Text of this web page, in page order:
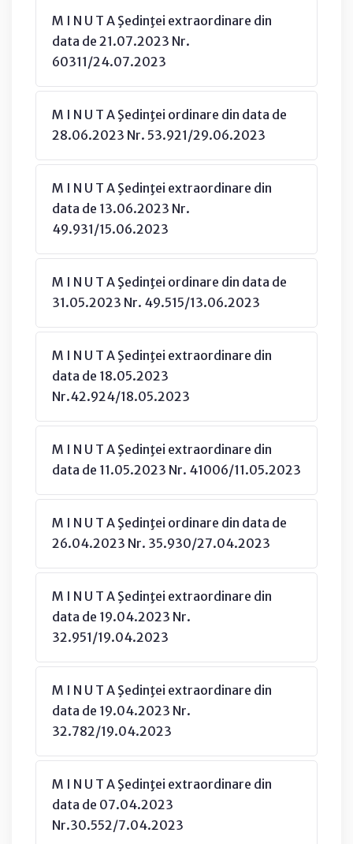
M I N U T A Şedinţei extraordinare din
data de 21.07.2023 Nr.
60311/24.07.2023
M I N U T A Şedinţei ordinare din data de
28.06.2023 Nr. 53.921/29.06.2023
M I N U T A Şedinţei extraordinare din
data de 13.06.2023 Nr.
49.931/15.06.2023
M I N U T A Şedinţei ordinare din data de
31.05.2023 Nr. 49.515/13.06.2023
M I N U T A Şedinţei extraordinare din
data de 18.05.2023
Nr.42.924/18.05.2023
M I N U T A Şedinţei extraordinare din
data de 11.05.2023 Nr. 41006/11.05.2023
M I N U T A Şedinţei ordinare din data de
26.04.2023 Nr. 35.930/27.04.2023
M I N U T A Şedinţei extraordinare din
data de 19.04.2023 Nr.
32.951/19.04.2023
M I N U T A Şedinţei extraordinare din
data de 19.04.2023 Nr.
32.782/19.04.2023
M I N U T A Şedinţei extraordinare din
data de 07.04.2023
Nr.30.552/7.04.2023